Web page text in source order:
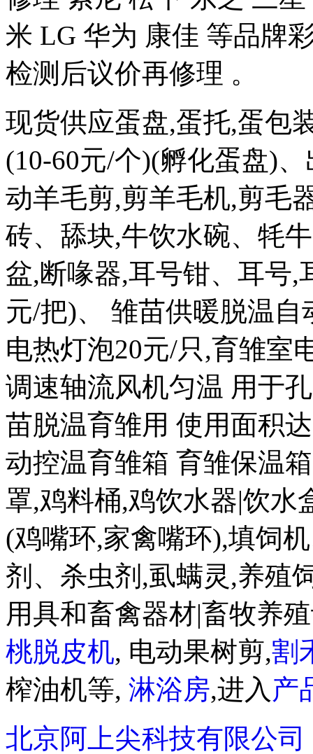
米 LG 华为 康佳 等品牌
检测后议价再修理 。
现货供应蛋盘,蛋托,蛋包
(10-60元/个)(孵化蛋盘)
动羊毛剪,剪羊毛机,剪毛
砖、舔块,牛饮水碗、牦
盆,断喙器,耳号钳、耳号,
元/把)、 雏苗供暖脱温
电热灯泡20元/只,育雏室
调速轴流风机匀温 用于
苗脱温育雏用 使用面积
动控温育雏箱 育雏保温
罩,鸡料桶,鸡饮水器|饮水
(鸡嘴环,家禽嘴环),填饲
剂、杀虫剂,虱螨灵,养殖
用具和畜禽器材|畜牧养
桃脱皮机, 电动果树剪,割
榨油机等, 淋浴房,进入 产
北京阿上尖科技有限公司